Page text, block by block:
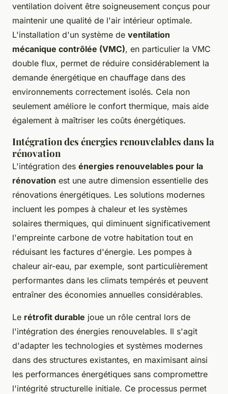
ventilation doivent être soigneusement conçus pour
maintenir une qualité de l'air intérieur optimale.
L'installation d'un système de ventilation
mécanique contrôlée (VMC), en particulier la VMC
double flux, permet de réduire considérablement la
demande énergétique en chauffage dans des
environnements correctement isolés. Cela non
seulement améliore le confort thermique, mais aide
également à maîtriser les coûts énergétiques.
Intégration des énergies renouvelables dans la
rénovation
L'intégration des énergies renouvelables pour la
rénovation est une autre dimension essentielle des
rénovations énergétiques. Les solutions modernes
incluent les pompes à chaleur et les systèmes
solaires thermiques, qui diminuent significativement
l'empreinte carbone de votre habitation tout en
réduisant les factures d'énergie. Les pompes à
chaleur air-eau, par exemple, sont particulièrement
performantes dans les climats tempérés et peuvent
entraîner des économies annuelles considérables.
Le rétrofit durable joue un rôle central lors de
l'intégration des énergies renouvelables. Il s'agit
d'adapter les technologies et systèmes modernes
dans des structures existantes, en maximisant ainsi
les performances énergétiques sans compromettre
l'intégrité structurelle initiale. Ce processus permet